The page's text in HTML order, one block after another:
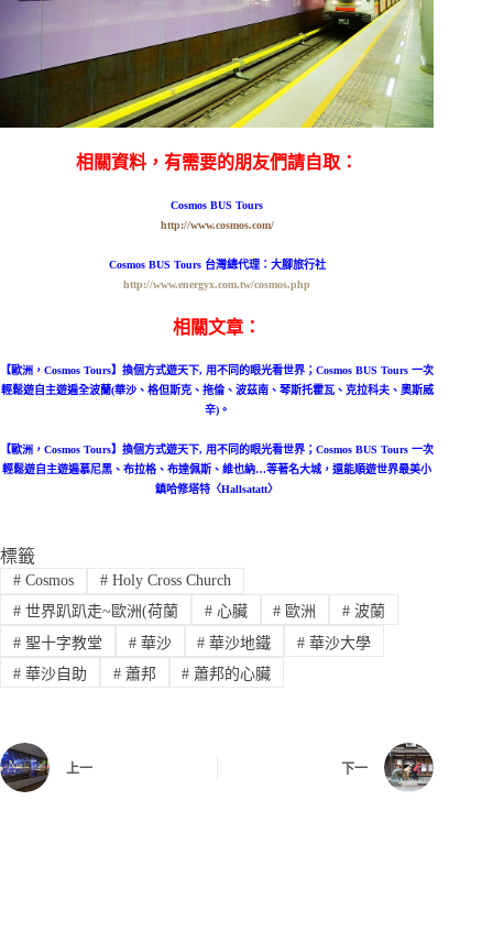
相關資料，有需要的朋友們請自取：
Cosmos BUS Tours
http://www.cosmos.com/
Cosmos BUS Tours 台灣總代理：大腳旅行社
http://www.energyx.com.tw/cosmos.php
相關文章：
【歐洲，Cosmos Tours】換個方式遊天下, 用不同的眼光看世界；Cosmos BUS Tours 一次
輕鬆遊自主遊遍全波蘭(華沙、格但斯克、拖倫、波茲南、琴斯托霍瓦、克拉科夫、奧斯威
辛)。
【歐洲，Cosmos Tours】換個方式遊天下, 用不同的眼光看世界；Cosmos BUS Tours 一次
輕鬆遊自主遊遍慕尼黑、布拉格、布達佩斯、維也納…等著名大城，還能順遊世界最美小
鎮哈修塔特〈Hallsatatt〉
標籤
#Cosmos #Holy Cross Church
#世界趴趴走~歐洲(荷蘭 #心臟 # 歐洲 # 波蘭
#聖十字教堂 #華沙 # 華沙地鐵 # 華沙大學
#華沙自助 #蕭邦 # 蕭邦的心臟
上一 下一